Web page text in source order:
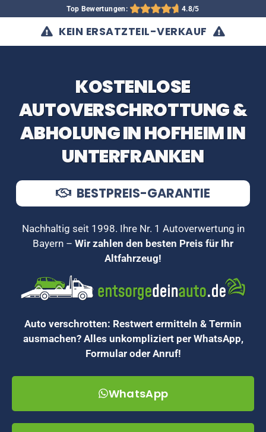
Top Bewertungen: 4.8/5
KEIN ERSATZTEIL-VERKAUF
KOSTENLOSE
AUTOVERSCHROTTUNG &
ABHOLUNG IN HOFHEIM IN
UNTERFRANKEN
BESTPREIS-GARANTIE
Nachhaltig seit 1998. Ihre Nr. 1 Autoverwertung in
Bayern – Wir zahlen den besten Preis für Ihr
Altfahrzeug!
Auto verschrotten: Restwert ermitteln & Termin
ausmachen? Alles unkompliziert per WhatsApp,
Formular oder Anruf!
WhatsApp